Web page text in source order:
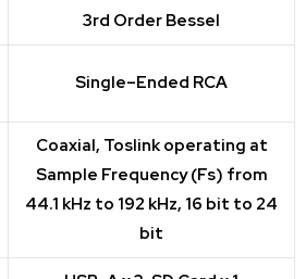
3rd Order Bessel
Single–Ended RCA
Coaxial, Toslink operating at
Sample Frequency (Fs) from
44.1 kHz to 192 kHz, 16 bit to 24
bit